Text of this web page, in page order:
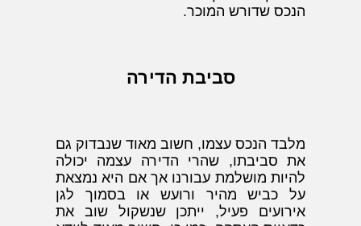
הנכס שדורש המוכר.
סביבת הדירה
מלבד הנכס עצמו, חשוב מאוד שנבדוק גם
את סביבתו, שהרי הדירה עצמה יכולה
להיות מושלמת עבורנו אך אם היא נמצאת
על כביש מהיר ורועש או בסמוך לגן
אירועים פעיל, ייתכן שנשקול שוב את